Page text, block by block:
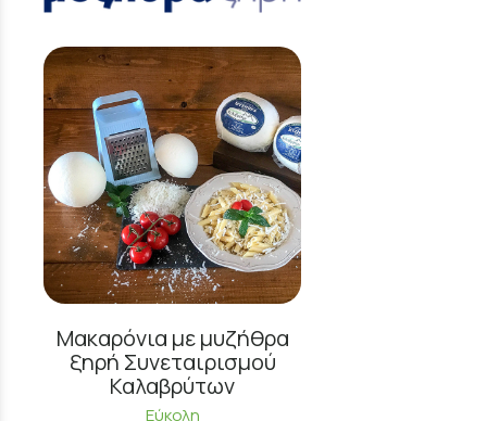
Μακαρόνια με μυζήθρα
ξηρή Συνεταιρισμού
Καλαβρύτων
Εύκολη